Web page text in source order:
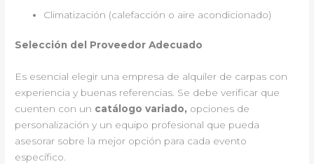
Climatización (calefacción o aire acondicionado)
Selección del Proveedor Adecuado
Es esencial elegir una empresa de alquiler de carpas con
experiencia y buenas referencias. Se debe verificar que
cuenten con un catálogo variado, opciones de
personalización y un equipo profesional que pueda
asesorar sobre la mejor opción para cada evento
específico.